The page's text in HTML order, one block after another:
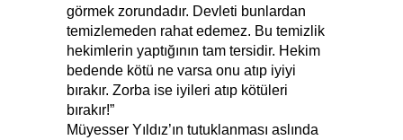
görmek zorundadır. Devleti bunlardan
temizlemeden rahat edemez. Bu temizlik
hekimlerin yaptığının tam tersidir. Hekim
bedende kötü ne varsa onu atıp iyiyi
bırakır. Zorba ise iyileri atıp kötüleri
bırakır!”
Müyesser Yıldız’ın tutuklanması aslında